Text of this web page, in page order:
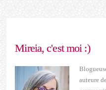
Mireia, c'est moi :)
auteure